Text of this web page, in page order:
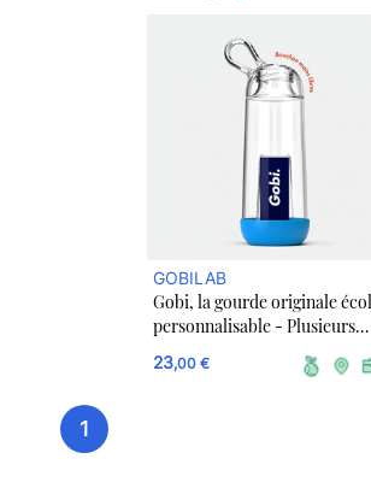
GOBILAB
Gobi, la gourde originale
personnalisable - Plusieurs
couleurs
23,00 €
1